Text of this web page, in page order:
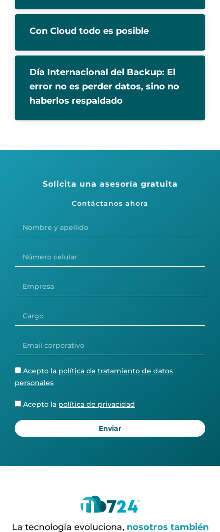
Con Cloud todo es posible
Día Internacional del Backup: El
error no es perder datos, sino no
haberlos respaldado
Solicita una asesoría gratuita
Contáctanos ahora
celular
corporativo
Política
tratamiento
datos
personales
Acepto la política de tratamiento de datos
personales
Política
privacidad
Acepto la política de privacidad
Enviar
La tecnología evoluciona, nosotros también